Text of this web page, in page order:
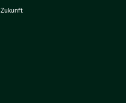
Zukunft